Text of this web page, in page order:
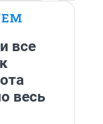
все
весь